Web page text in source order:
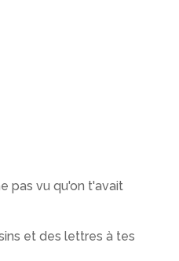
pas vu qu'on t'avait
et des lettres à tes